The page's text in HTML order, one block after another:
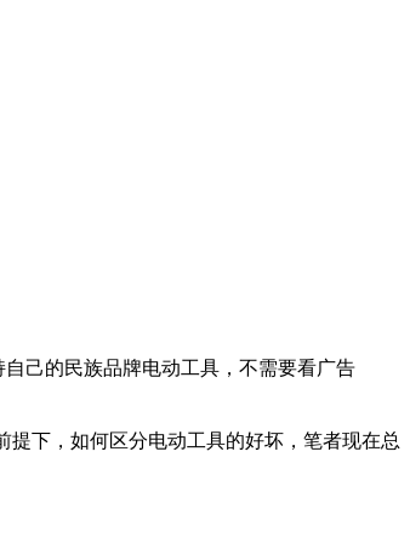
己的民族品牌电动工具，不需要看广告
下，如何区分电动工具的好坏，笔者现在总